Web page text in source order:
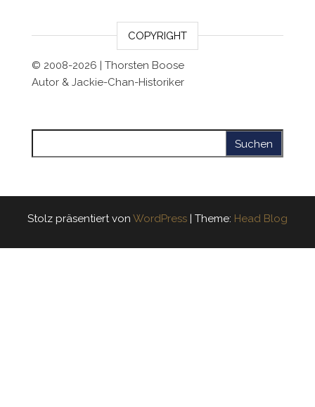
COPYRIGHT
© 2008-2026 | Thorsten Boose
Autor & Jackie-Chan-Historiker
Stolz präsentiert von WordPress | Theme: Head Blog